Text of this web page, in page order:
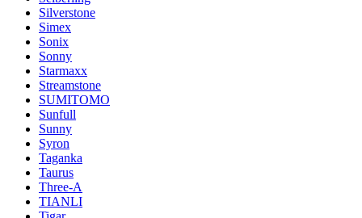
Silverstone
Simex
Sonix
Sonny
Starmaxx
Streamstone
SUMITOMO
Sunfull
Sunny
Syron
Taganka
Taurus
Three-A
TIANLI